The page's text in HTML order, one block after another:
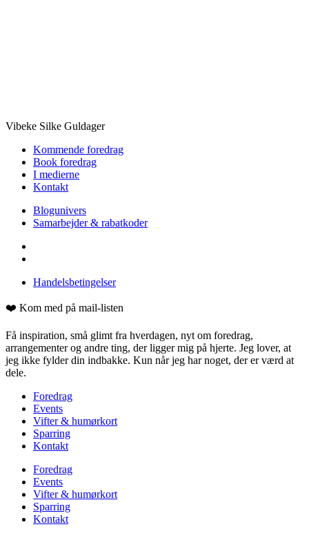
Vibeke Silke Guldager
Kommende foredrag
Book foredrag
I medierne
Kontakt
Blogunivers
Samarbejder & rabatkoder
Handelsbetingelser
❤️ Kom med på mail-listen
Få inspiration, små glimt fra hverdagen, nyt om foredrag,
arrangementer og andre ting, der ligger mig på hjerte. Jeg lover, at
jeg ikke fylder din indbakke. Kun når jeg har noget, der er værd at
dele.
Foredrag
Events
Vifter & humørkort
Sparring
Kontakt
Foredrag
Events
Vifter & humørkort
Sparring
Kontakt